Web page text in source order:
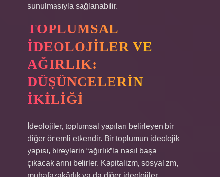
sunulmasıyla sağlanabilir.
TOPLUMSAL
İDEOLOJILER VE
AĞIRLIK:
DÜŞÜNCELERIN
İKILIĞI
İdeolojiler, toplumsal yapıları belirleyen bir
diğer önemli etkendir. Bir toplumun ideolojik
yapısı, bireylerin “ağırlık”la nasıl başa
çıkacaklarını belirler. Kapitalizm, sosyalizm,
muhafazakârlık ya da diğer ideolojiler,